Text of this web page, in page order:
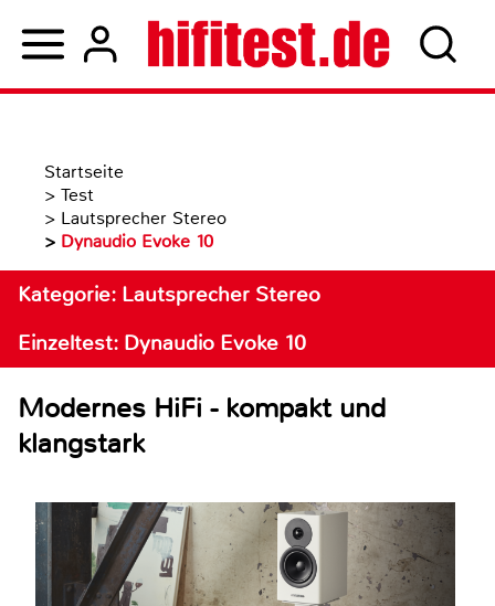
Startseite
> Test
> Lautsprecher Stereo
> Dynaudio Evoke 10
Kategorie: Lautsprecher Stereo
Einzeltest: Dynaudio Evoke 10
Modernes HiFi - kompakt und
klangstark